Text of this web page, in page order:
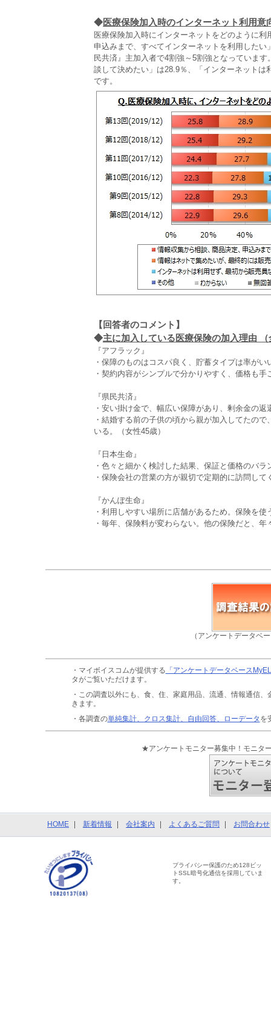
◆医療保険加入時のインターネット利用意
医療保険加入時にインターネットをどのように
申込みまで、すべてインターネットを利用した
民共済』主加入者で4割強～5割強となっていま
談して決めたい」は28.9％、「インターネット
です。
【回答者のコメント】
◆主に加入している医療保険の加入理由 （
『アフラック』
・保障のものはコスパ良く、貯蓄タイプは率がい
・契約内容がシンプルで分かりやすく、価格も
『県民共済』
・安い掛け金で、幅広い保障があり、剰余金の
・結婚する前の子供の頃から親が加入してたの
いる。（女性45歳）
『日本生命』
・色々と細かく検討した結果、保証と価格のバ
・保険会社の営業の方が親切で定期的に訪問して
『かんぽ生命』
・利用しやすい場所に店舗があるため。保険を
・毎年、保険料が変わらない。他の保険だと、
（アンケートデータベ
・マイボイスコムが提供する 「アンケートデータベース
タがご覧いただけます。
・この調査以外にも、食、住、家庭用品、流通、情報通信、
きます。
・各調査の単純集計、クロス集計、自由回答、ローデータ を
★アンケートモニター募集中！モニタ
HOME 新着情報 会社案内 よくあるご質問 お問合わせ
プライバシー保護のため128ビッ
トSSL暗号化通信を採用していま
す。